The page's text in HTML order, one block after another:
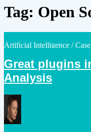
Tag: Open
Posted
Artificial Intelligence /
Great plugins
Analysis